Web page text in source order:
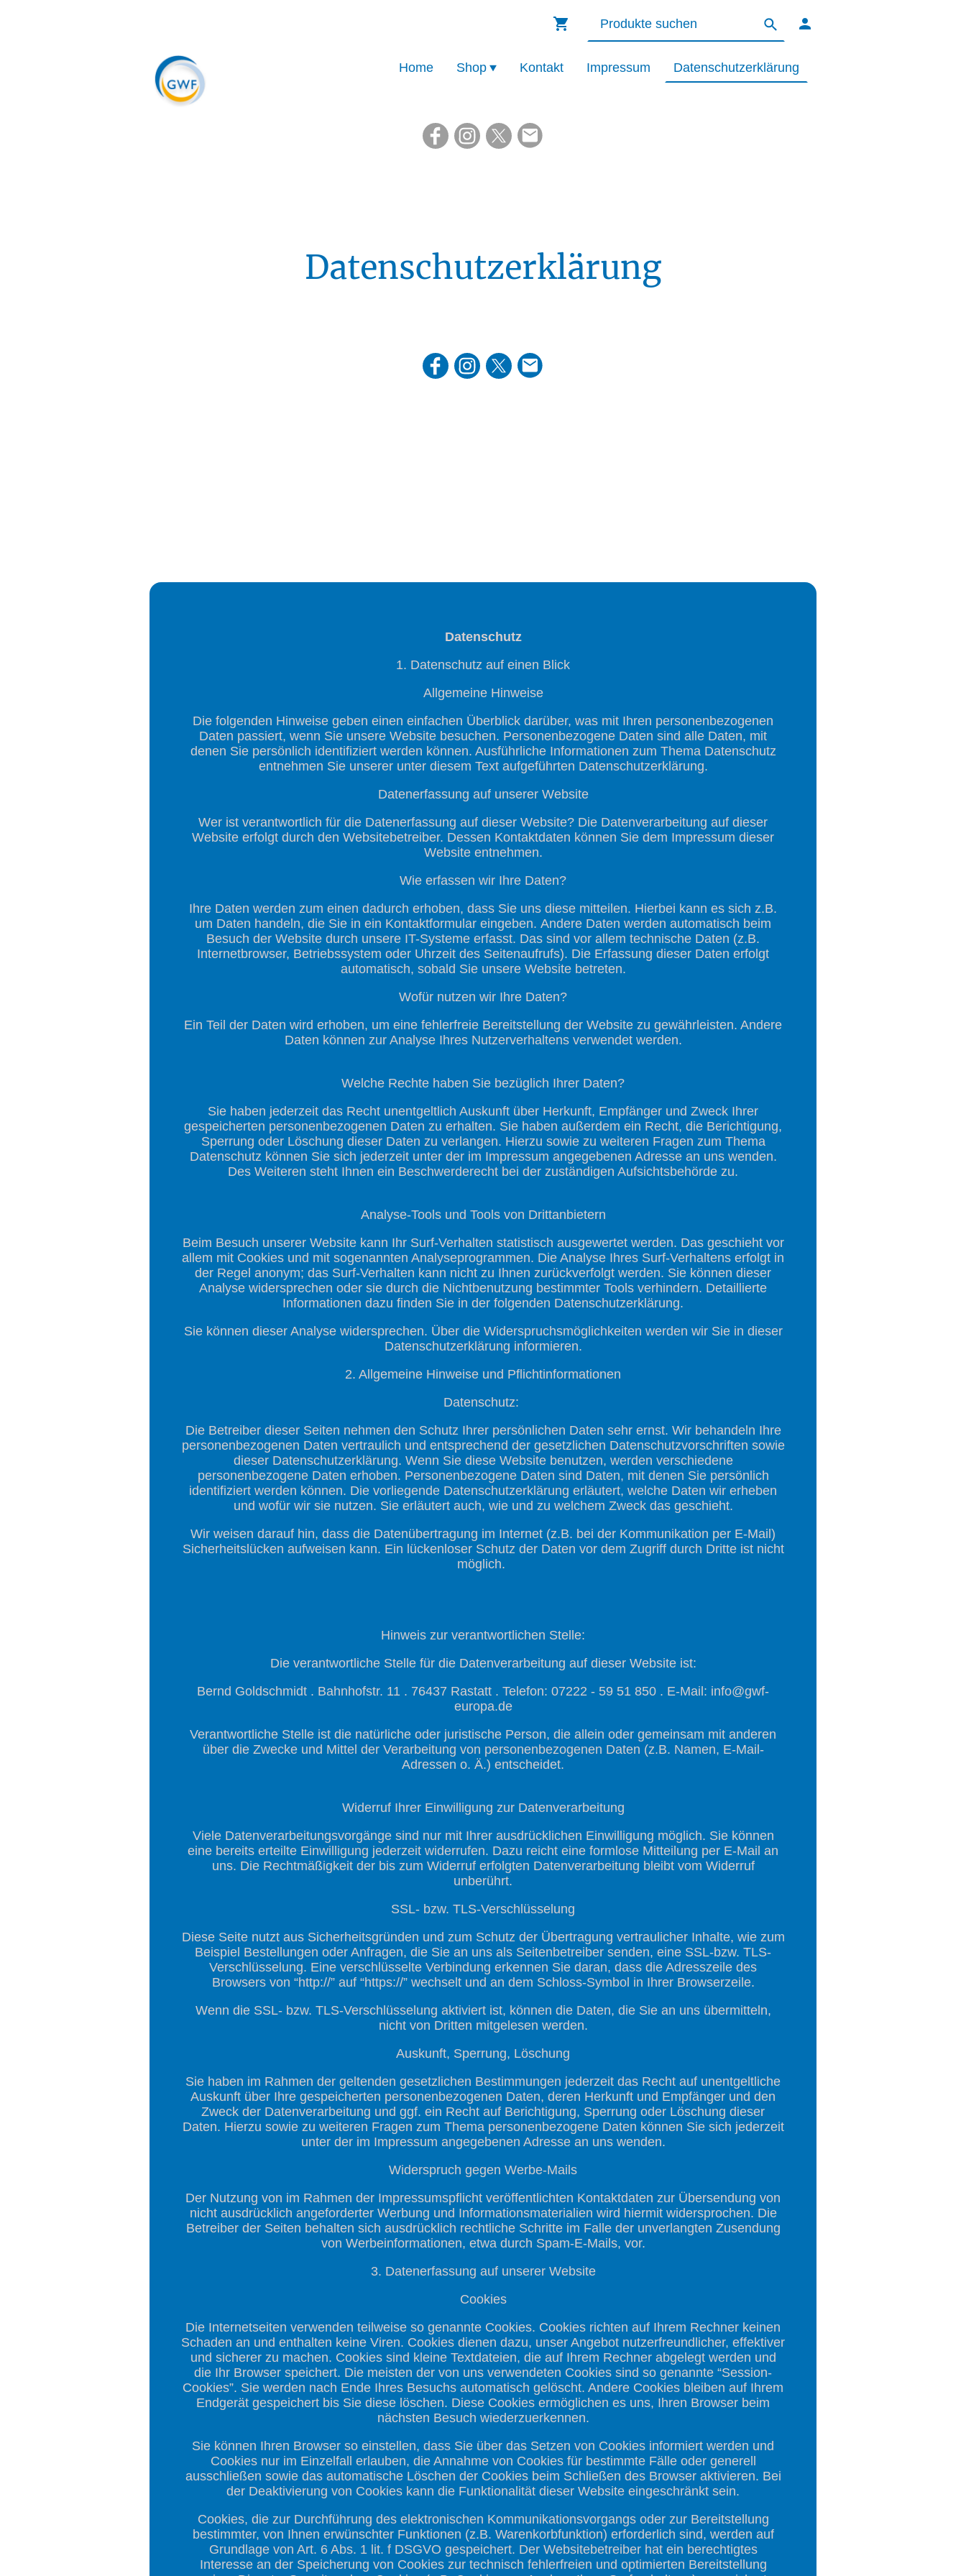
Home Shop Kontakt Impressum Datenschutzerklärung
Datenschutzerklärung
Datenschutz
1. Datenschutz auf einen Blick
Allgemeine Hinweise
Die folgenden Hinweise geben einen einfachen Überblick darüber, was mit Ihren personenbezogenen
Daten passiert, wenn Sie unsere Website besuchen. Personenbezogene Daten sind alle Daten, mit
denen Sie persönlich identifiziert werden können. Ausführliche Informationen zum Thema Datenschutz
entnehmen Sie unserer unter diesem Text aufgeführten Datenschutzerklärung.
Datenerfassung auf unserer Website
Wer ist verantwortlich für die Datenerfassung auf dieser Website? Die Datenverarbeitung auf dieser
Website erfolgt durch den Websitebetreiber. Dessen Kontaktdaten können Sie dem Impressum dieser
Website entnehmen.
Wie erfassen wir Ihre Daten?
Ihre Daten werden zum einen dadurch erhoben, dass Sie uns diese mitteilen. Hierbei kann es sich z.B.
um Daten handeln, die Sie in ein Kontaktformular eingeben. Andere Daten werden automatisch beim
Besuch der Website durch unsere IT-Systeme erfasst. Das sind vor allem technische Daten (z.B.
Internetbrowser, Betriebssystem oder Uhrzeit des Seitenaufrufs). Die Erfassung dieser Daten erfolgt
automatisch, sobald Sie unsere Website betreten.
Wofür nutzen wir Ihre Daten?
Ein Teil der Daten wird erhoben, um eine fehlerfreie Bereitstellung der Website zu gewährleisten. Andere
Daten können zur Analyse Ihres Nutzerverhaltens verwendet werden.
Welche Rechte haben Sie bezüglich Ihrer Daten?
Sie haben jederzeit das Recht unentgeltlich Auskunft über Herkunft, Empfänger und Zweck Ihrer
gespeicherten personenbezogenen Daten zu erhalten. Sie haben außerdem ein Recht, die Berichtigung,
Sperrung oder Löschung dieser Daten zu verlangen. Hierzu sowie zu weiteren Fragen zum Thema
Datenschutz können Sie sich jederzeit unter der im Impressum angegebenen Adresse an uns wenden.
Des Weiteren steht Ihnen ein Beschwerderecht bei der zuständigen Aufsichtsbehörde zu.
Analyse-Tools und Tools von Drittanbietern
Beim Besuch unserer Website kann Ihr Surf-Verhalten statistisch ausgewertet werden. Das geschieht vor
allem mit Cookies und mit sogenannten Analyseprogrammen. Die Analyse Ihres Surf-Verhaltens erfolgt in
der Regel anonym; das Surf-Verhalten kann nicht zu Ihnen zurückverfolgt werden. Sie können dieser
Analyse widersprechen oder sie durch die Nichtbenutzung bestimmter Tools verhindern. Detaillierte
Informationen dazu finden Sie in der folgenden Datenschutzerklärung.
Sie können dieser Analyse widersprechen. Über die Widerspruchsmöglichkeiten werden wir Sie in dieser
Datenschutzerklärung informieren.
2. Allgemeine Hinweise und Pflichtinformationen
Datenschutz:
Die Betreiber dieser Seiten nehmen den Schutz Ihrer persönlichen Daten sehr ernst. Wir behandeln Ihre
personenbezogenen Daten vertraulich und entsprechend der gesetzlichen Datenschutzvorschriften sowie
dieser Datenschutzerklärung. Wenn Sie diese Website benutzen, werden verschiedene
personenbezogene Daten erhoben. Personenbezogene Daten sind Daten, mit denen Sie persönlich
identifiziert werden können. Die vorliegende Datenschutzerklärung erläutert, welche Daten wir erheben
und wofür wir sie nutzen. Sie erläutert auch, wie und zu welchem Zweck das geschieht.
Wir weisen darauf hin, dass die Datenübertragung im Internet (z.B. bei der Kommunikation per E-Mail)
Sicherheitslücken aufweisen kann. Ein lückenloser Schutz der Daten vor dem Zugriff durch Dritte ist nicht
möglich.
Hinweis zur verantwortlichen Stelle:
Die verantwortliche Stelle für die Datenverarbeitung auf dieser Website ist:
Bernd Goldschmidt . Bahnhofstr. 11 . 76437 Rastatt . Telefon: 07222 - 59 51 850 . E-Mail: info@gwf-
europa.de
Verantwortliche Stelle ist die natürliche oder juristische Person, die allein oder gemeinsam mit anderen
über die Zwecke und Mittel der Verarbeitung von personenbezogenen Daten (z.B. Namen, E-Mail-
Adressen o. Ä.) entscheidet.
Widerruf Ihrer Einwilligung zur Datenverarbeitung
Viele Datenverarbeitungsvorgänge sind nur mit Ihrer ausdrücklichen Einwilligung möglich. Sie können
eine bereits erteilte Einwilligung jederzeit widerrufen. Dazu reicht eine formlose Mitteilung per E-Mail an
uns. Die Rechtmäßigkeit der bis zum Widerruf erfolgten Datenverarbeitung bleibt vom Widerruf
unberührt.
SSL- bzw. TLS-Verschlüsselung
Diese Seite nutzt aus Sicherheitsgründen und zum Schutz der Übertragung vertraulicher Inhalte, wie zum
Beispiel Bestellungen oder Anfragen, die Sie an uns als Seitenbetreiber senden, eine SSL-bzw. TLS-
Verschlüsselung. Eine verschlüsselte Verbindung erkennen Sie daran, dass die Adresszeile des
Browsers von “http://” auf “https://” wechselt und an dem Schloss-Symbol in Ihrer Browserzeile.
Wenn die SSL- bzw. TLS-Verschlüsselung aktiviert ist, können die Daten, die Sie an uns übermitteln,
nicht von Dritten mitgelesen werden.
Auskunft, Sperrung, Löschung
Sie haben im Rahmen der geltenden gesetzlichen Bestimmungen jederzeit das Recht auf unentgeltliche
Auskunft über Ihre gespeicherten personenbezogenen Daten, deren Herkunft und Empfänger und den
Zweck der Datenverarbeitung und ggf. ein Recht auf Berichtigung, Sperrung oder Löschung dieser
Daten. Hierzu sowie zu weiteren Fragen zum Thema personenbezogene Daten können Sie sich jederzeit
unter der im Impressum angegebenen Adresse an uns wenden.
Widerspruch gegen Werbe-Mails
Der Nutzung von im Rahmen der Impressumspflicht veröffentlichten Kontaktdaten zur Übersendung von
nicht ausdrücklich angeforderter Werbung und Informationsmaterialien wird hiermit widersprochen. Die
Betreiber der Seiten behalten sich ausdrücklich rechtliche Schritte im Falle der unverlangten Zusendung
von Werbeinformationen, etwa durch Spam-E-Mails, vor.
3. Datenerfassung auf unserer Website
Cookies
Die Internetseiten verwenden teilweise so genannte Cookies. Cookies richten auf Ihrem Rechner keinen
Schaden an und enthalten keine Viren. Cookies dienen dazu, unser Angebot nutzerfreundlicher, effektiver
und sicherer zu machen. Cookies sind kleine Textdateien, die auf Ihrem Rechner abgelegt werden und
die Ihr Browser speichert. Die meisten der von uns verwendeten Cookies sind so genannte “Session-
Cookies”. Sie werden nach Ende Ihres Besuchs automatisch gelöscht. Andere Cookies bleiben auf Ihrem
Endgerät gespeichert bis Sie diese löschen. Diese Cookies ermöglichen es uns, Ihren Browser beim
nächsten Besuch wiederzuerkennen.
Sie können Ihren Browser so einstellen, dass Sie über das Setzen von Cookies informiert werden und
Cookies nur im Einzelfall erlauben, die Annahme von Cookies für bestimmte Fälle oder generell
ausschließen sowie das automatische Löschen der Cookies beim Schließen des Browser aktivieren. Bei
der Deaktivierung von Cookies kann die Funktionalität dieser Website eingeschränkt sein.
Cookies, die zur Durchführung des elektronischen Kommunikationsvorgangs oder zur Bereitstellung
bestimmter, von Ihnen erwünschter Funktionen (z.B. Warenkorbfunktion) erforderlich sind, werden auf
Grundlage von Art. 6 Abs. 1 lit. f DSGVO gespeichert. Der Websitebetreiber hat ein berechtigtes
Interesse an der Speicherung von Cookies zur technisch fehlerfreien und optimierten Bereitstellung